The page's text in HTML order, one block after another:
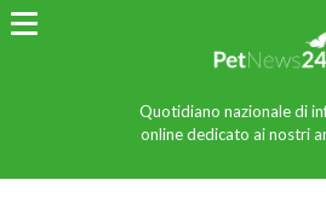
Quotidiano nazionale di
online dedicato ai nostri